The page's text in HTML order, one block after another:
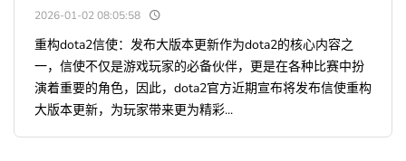
2026-01-02 08:05:58
重构dota2信使：发布大版本更新作为dota2的核心内容之
一，信使不仅是游戏玩家的必备伙伴，更是在各种比赛中扮
演着重要的角色，因此，dota2官方近期宣布将发布信使重构
大版本更新，为玩家带来更为精彩...